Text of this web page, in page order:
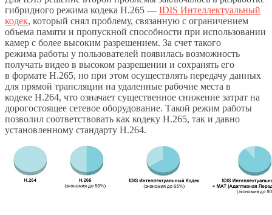
гибридного режима кодека H.265 — IDIS Интеллектуальный
кодек, который снял проблему, связанную с ограничением
объема памяти и пропускной способности при использовании
камер с более высоким разрешением. За счет такого
режима работы у пользователей появилась возможность
получать видео в высоком разрешении и сохранять его
в формате H.265, но при этом осуществлять передачу данных
для прямой трансляции на удаленные рабочие места в
кодеке Н.264, что означает существенное снижение затрат на
дорогостоящее сетевое оборудование. Такой режим работы
позволил соответствовать как кодеку H.265, так и давно
установленному стандарту H.264.